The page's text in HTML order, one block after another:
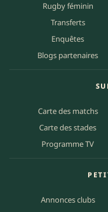
Rugby féminin
Transferts
Enquêtes
Blogs partenaires
Carte des matchs
Carte des stades
Programme TV
Annonces clubs